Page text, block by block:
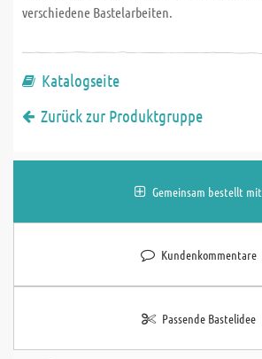
verschiedene Bastelarbeiten.
Katalogseite
Zurück zur Produktgruppe
Gemeinsam bestellt mit
Kundenkommentare
Passende Bastelidee